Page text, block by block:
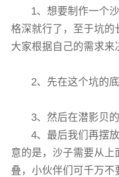
1、想要制作一个
格深就行了，至于坑的
大家根据自己的需求来
2、先在这个坑的
3、然后在潜影贝
4、最后我们再摆
意的是，沙子需要从
叠，小伙伴们可千万不